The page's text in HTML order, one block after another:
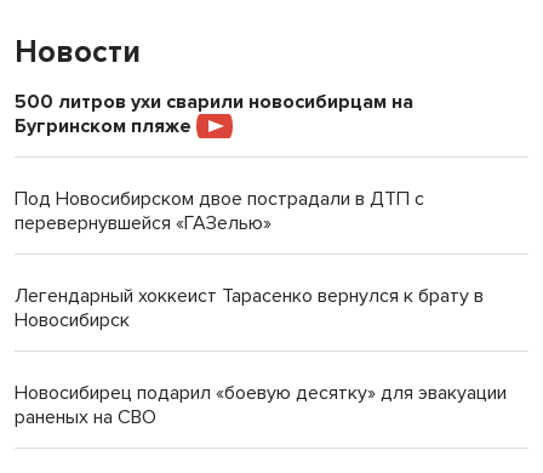
Новости
500 литров ухи сварили новосибирцам на
Бугринском пляже
Под Новосибирском двое пострадали в ДТП с
перевернувшейся «ГАЗелью»
Легендарный хоккеист Тарасенко вернулся к брату в
Новосибирск
Новосибирец подарил «боевую десятку» для эвакуации
раненых на СВО